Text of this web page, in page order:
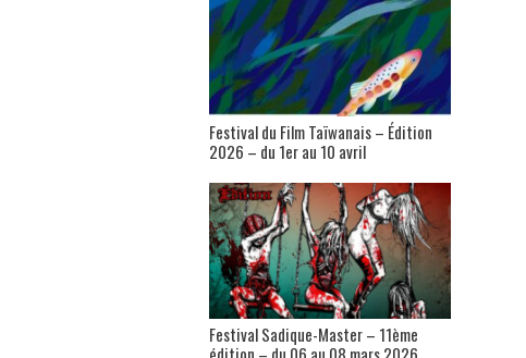
Festival du Film Taïwanais – Édition
2026 – du 1er au 10 avril
Festival Sadique-Master – 11ème